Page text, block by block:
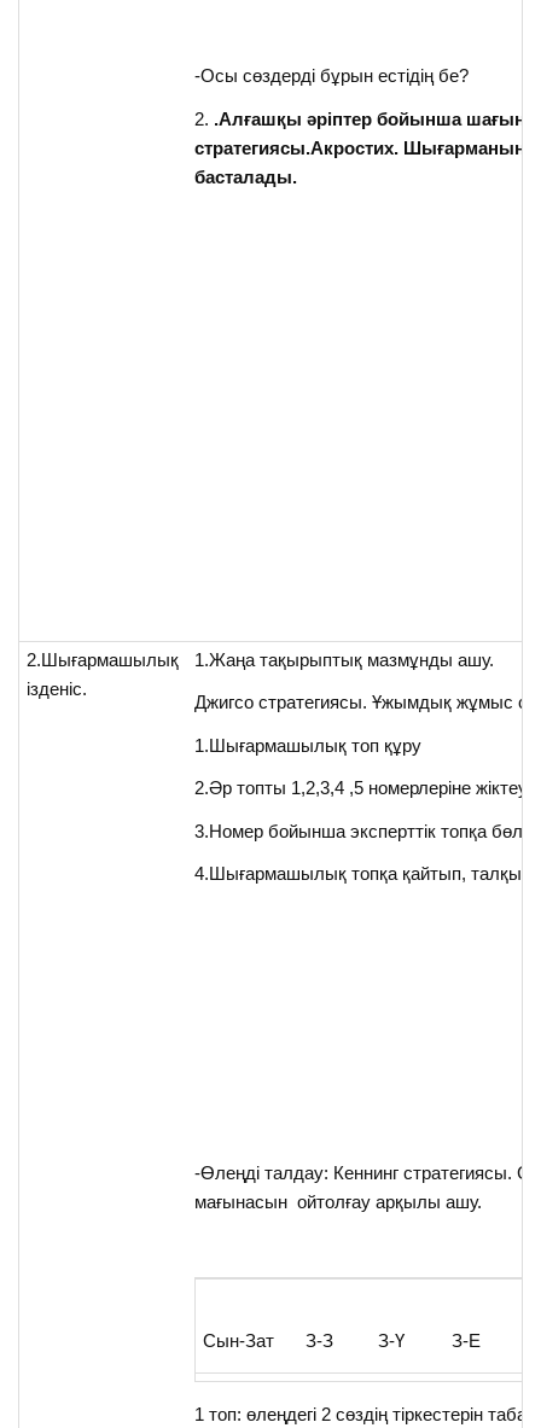
-Осы сөздерді бұрын естідің бе?
2. .Алғашқы әріптер бойынша шағын
стратегиясы.Акростих. Шығарманың
басталады.
2.Шығармашылық
ізденіс.
1.Жаңа тақырыптық мазмұнды ашу.
Джигсо стратегиясы. Ұжымдық жұмыс
1.Шығармашылық топ құру
2.Әр топты 1,2,3,4 ,5 номерлеріне жіктеу
3.Номер бойынша эксперттік топқа
4.Шығармашылық топқа қайтып,
-Өлеңді талдау: Кеннинг стратегиясы.
мағынасын ойтолғау арқылы ашу.
Сын-Зат З-З З-Ү З-Е
1 топ: өлеңдегі 2 сөздің тіркестерін